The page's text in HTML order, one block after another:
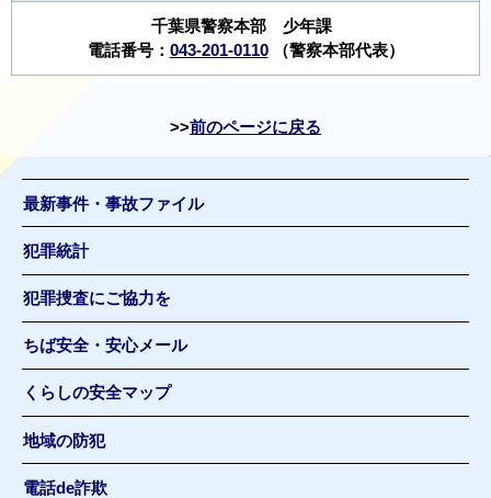
千葉県警察本部 少年課
電話番号： 043-201-0110（警察本部代表）
前のページに戻る
最新事件・事故ファイル
犯罪統計
犯罪捜査にご協力を
ちば安全・安心メール
くらしの安全マップ
地域の防犯
電話de詐欺